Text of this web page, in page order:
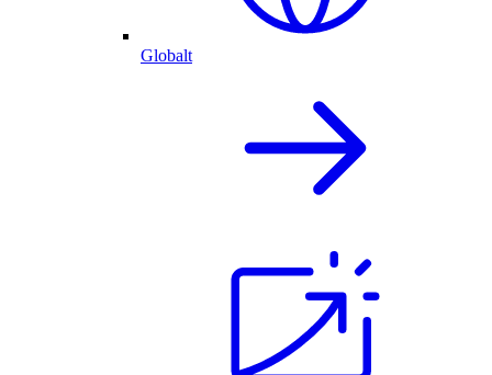
Globalt